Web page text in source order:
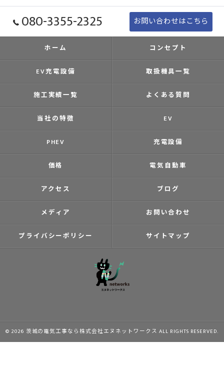
080-3355-2325 お問い合わせはこちら
ホーム コンセプト
EV充電設備 取扱機具一覧
施工実績一覧 よくある質問
当社の特徴 EV
PHEV 充電設備
価格 電気自動車
アクセス ブログ
メディア お問い合わせ
プライバシーポリシー サイトマップ
© 2026 茨城の電気工事なら株式会社エヌネットワークス ALL RIGHTS RESERVED.